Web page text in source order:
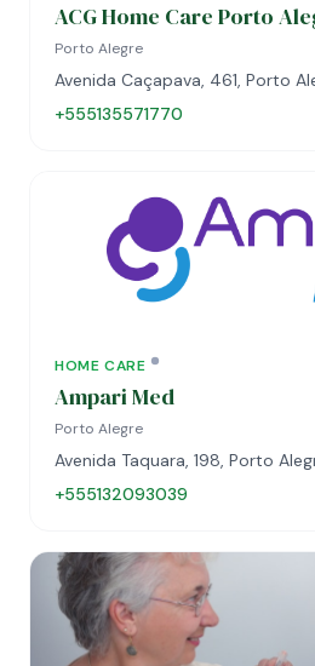
ACG Home Care Porto
Porto Alegre
Avenida Caçapava, 461, Porto
+555135571770
HOME CARE
Ampari Med
Porto Alegre
Avenida Taquara, 198, Porto
+555132093039